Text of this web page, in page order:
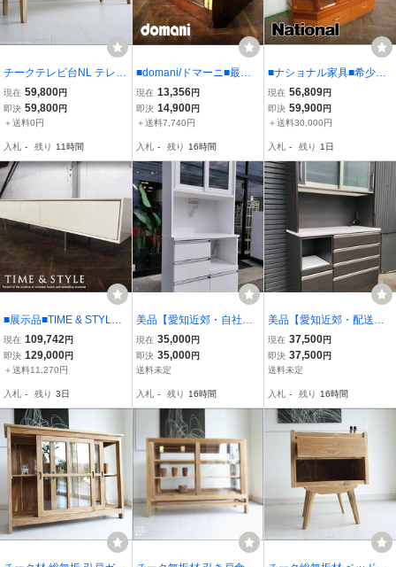
チークテレビ台NL テレビ
ボード 無垢材 ナチュラル
TVボード シンプル 新品
手作り 和風 ローボード
現在 59,800円
即決 59,800円
＋送料0円
入札 - 残り 11時間
■domani/ドマーニ■最高
級■Morganton/モーガン
トン■クラシック■テレビ
ボード/TVボード■17万■e
現在 13,356円
即決 14,900円
＋送料7,740円
入札 - 残り 16時間
■ナショナル家具■希少！
■ヴィンテージ■チーク材
■照明付き■飾り棚/カップ
ボード■15万■st324k
現在 56,809円
即決 59,900円
＋送料30,000円
入札 - 残り 1日
■展示品■TIME & STYLE■
最高級■COMPOSITION L
OW CD-11/コンポジショ
ン ロー■サイドボード/リ
万■khhx2830m
現在 109,742円
即決 129,000円
＋送料11,270円
入札 - 残り 3日
美品【愛知近郊・自社配
送可】近藤産業 食器棚 幅
90cm×奥行48cm×高さ19
0cm モイス機能 ガラス扉
ッチンボード
現在 35,000円
即決 35,000円
送料未定
入札 - 残り 16時間
美品【愛知近郊・配送
可】近藤産業 食器棚 キッ
チンボード ハイタイプ コ
ンセント付 ハイグロス 高
行50cm モダン
現在 37,500円
即決 37,500円
送料未定
入札 - 残り 16時間